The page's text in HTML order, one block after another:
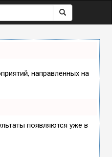
направленных на
появляются уже в